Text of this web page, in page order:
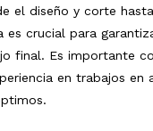
el diseño y corte
es crucial para
final. Es importante
en trabajos en